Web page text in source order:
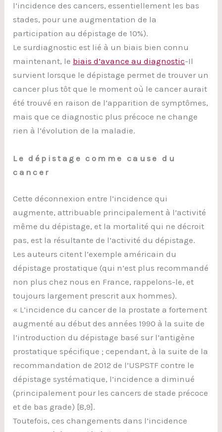
l’incidence des cancers, essentiellement les bas
stades, pour une augmentation de la
participation au dépistage de 10%).
Le surdiagnostic est lié à un biais bien connu
maintenant, le biais d’avance au diagnostic-Il
survient lorsque le dépistage permet de trouver un
cancer plus tôt que le moment où le cancer aurait
été trouvé en raison de l’apparition de symptômes,
mais que ce diagnostic plus précoce ne change
rien à l’évolution de la maladie.
Le dépistage comme cause du
cancer
Cette déconnexion entre l’incidence qui
augmente, attribuable principalement à l’activité
même du dépistage, et la mortalité qui ne décroit
pas, est la résultante de l’activité du dépistage.
Les auteurs citent l’exemple américain du
dépistage prostatique (qui n’est plus recommandé
non plus chez nous en France, rappelons-le, et
toujours largement prescrit aux hommes).
« L’incidence du cancer de la prostate a fortement
augmenté au début des années 1990 à la suite de
l’introduction du dépistage basé sur l’antigène
prostatique spécifique ; cependant, à la suite de la
recommandation de 2012 de l’USPSTF contre le
dépistage systématique, l’incidence a diminué
(principalement pour les cancers de stade précoce
et de bas grade) [8,9].
Toutefois, ces changements dans l’incidence